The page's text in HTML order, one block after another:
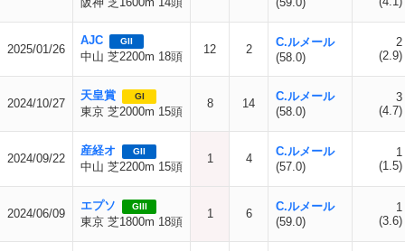
2025/01/26
AJC GII
中山 芝2200m 18頭
12 2
C.ルメール
(58.0)
2
(2.9)
2024/10/27
天皇賞 GI
東京 芝2000m 15頭
8 14
C.ルメール
(58.0)
3
(4.7)
2024/09/22
産経オ GII
中山 芝2200m 15頭
1 4
C.ルメール
(57.0)
1
(1.5)
2024/06/09
エプソ GIII
東京 芝1800m 18頭
1 6
C.ルメール
(59.0)
1
(3.6)